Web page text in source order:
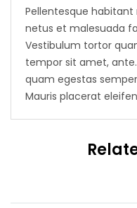
Pellentesque
netus et malesuada
Vestibulum tortor
tempor sit amet,
quam egestas
Mauris placerat